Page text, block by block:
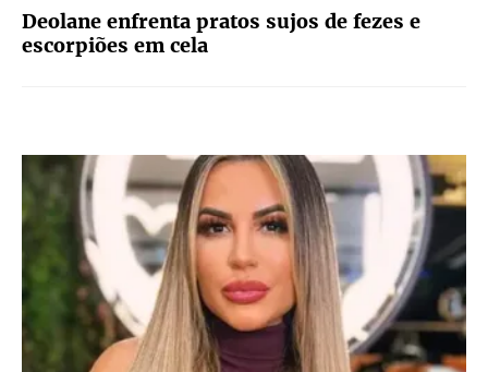
Deolane enfrenta pratos sujos de fezes e
escorpiões em cela